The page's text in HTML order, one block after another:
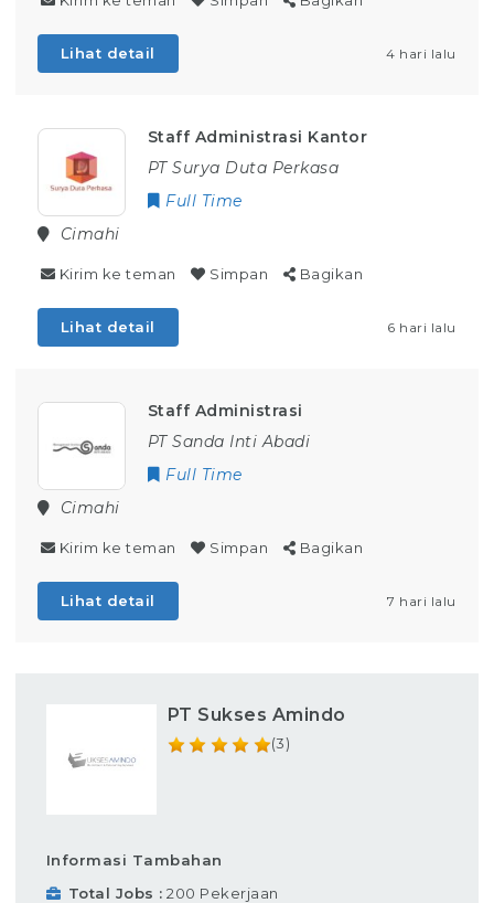
Lihat detail 4 hari lalu
Staff Administrasi Kantor
PT Surya Duta Perkasa
Full Time
Cimahi
Kirim ke teman Simpan Bagikan
Lihat detail 6 hari lalu
Staff Administrasi
PT Sanda Inti Abadi
Full Time
Cimahi
Kirim ke teman Simpan Bagikan
Lihat detail 7 hari lalu
PT Sukses Amindo
(3)
Informasi Tambahan
Total Jobs
200 Pekerjaan